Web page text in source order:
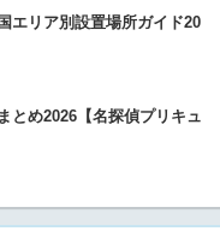
エリア別設置場所ガイド20
とめ2026【名探偵プリキュ